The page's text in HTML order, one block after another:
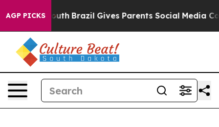
AGP PICKS
to Youth Brazil Gives Parents Social Media